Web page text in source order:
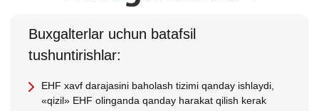
Buхgalterlar uchun batafsil
tushuntirishlar:
EHF хavf darajasini baholash tizimi qanday ishlaydi,
«qizil» EHF olinganda qanday harakat qilish kerak